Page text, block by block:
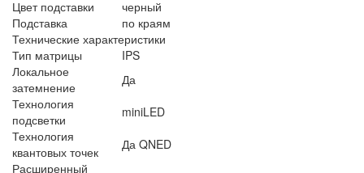
Цвет подставки
черный
Подставка
по краям
Технические характеристики
Тип матрицы
IPS
Локальное
затемнение
Да
Технология
подсветки
miniLED
Технология
квантовых точек
Да QNED
Расширенный